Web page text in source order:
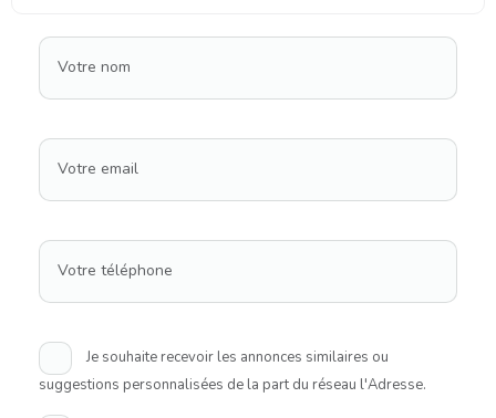
Votre nom
Votre email
Votre téléphone
Je souhaite recevoir les annonces similaires ou
suggestions personnalisées de la part du réseau l'Adresse.